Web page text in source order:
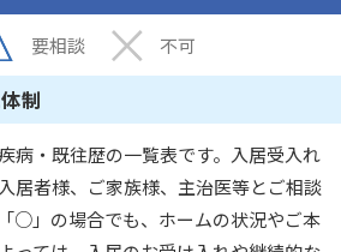
要相談 不可
制
病・既往歴の一覧表です。入居受入れ
居者様、ご家族様、主治医等とご相談
○」の場合でも、ホームの状況やご本